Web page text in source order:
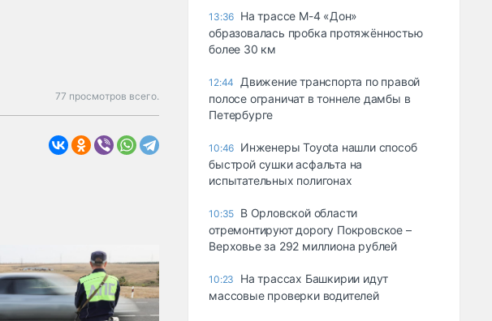
77 просмотров всего.
13:36 На трассе М-4 «Дон»
образовалась пробка протяжённостью
более 30 км
12:44
Движение транспорта по правой
полосе ограничат в тоннеле дамбы в
Петербурге
10:46 Инженеры Toyota нашли способ
быстрой сушки асфальта на
испытательных полигонах
10:35 В Орловской области
отремонтируют дорогу Покровское –
Верховье за 292 миллиона рублей
10:23
На трассах Башкирии идут
массовые проверки водителей